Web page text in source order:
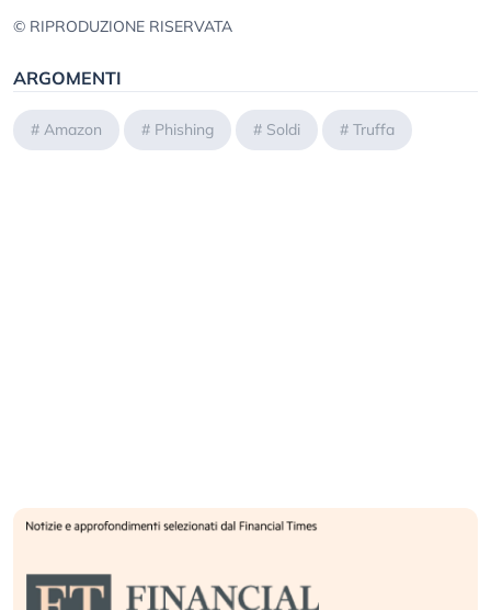
© RIPRODUZIONE RISERVATA
ARGOMENTI
# Amazon # Phishing # Soldi # Truffa